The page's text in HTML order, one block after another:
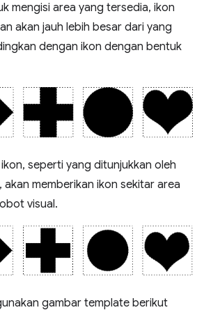
mengisi area yang tersedia, ikon
akan jauh lebih besar dari yang
dengan ikon dengan bentuk
seperti yang ditunjukkan oleh
memberikan ikon sekitar area
visual.
gambar template berikut